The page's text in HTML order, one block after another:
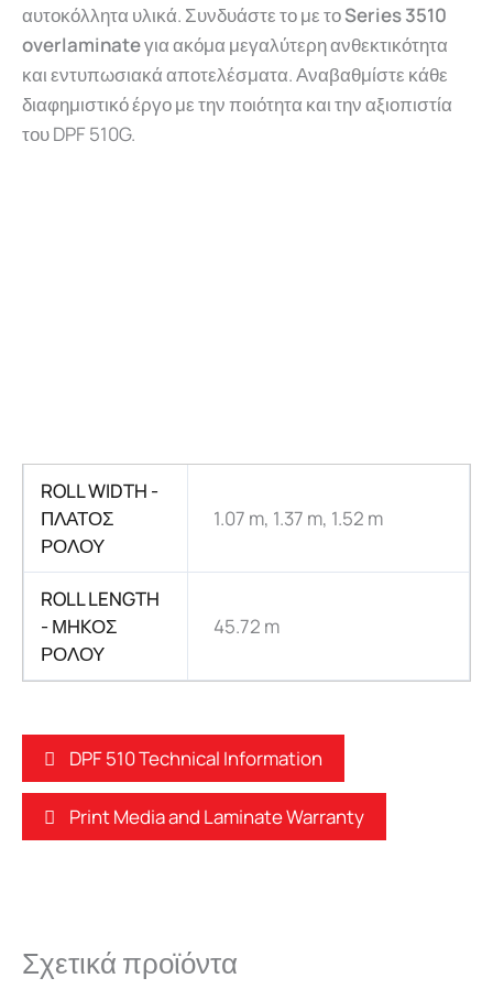
αυτοκόλλητα υλικά. Συνδυάστε το με τοSeries 3510
overlaminateγια ακόμα μεγαλύτερη ανθεκτικότητα
και εντυπωσιακά αποτελέσματα. Αναβαθμίστε κάθε
διαφημιστικό έργο με την ποιότητα και την αξιοπιστία
του DPF 510G.
ROLL WIDTH -
ΠΛΑΤΟΣ
ΡΟΛΟΥ
1.07 m, 1.37 m, 1.52 m
ROLL LENGTH
- ΜHKΟΣ
ΡΟΛΟΥ
45.72 m
DPF 510 Technical Information
Print Media and Laminate Warranty
Σχετικά προϊόντα